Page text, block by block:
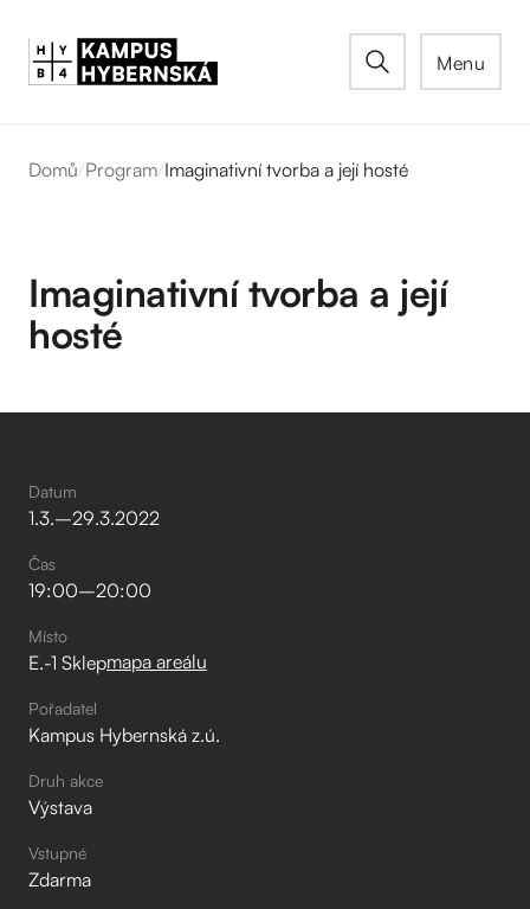
Menu
Domů/Program/Imaginativní tvorba a její hosté
Imaginativní tvorba a její
hosté
Datum
1.3.–⁠29.3.2022
Čas
19:00–⁠20:00
Místo
E.-1 Sklepmapa areálu
Pořadatel
Kampus Hybernská z.ú.
Druh akce
Výstava
Vstupné
Zdarma